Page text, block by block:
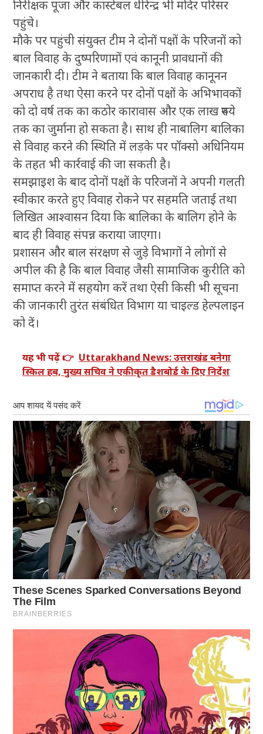
निरीक्षक पूजा और कांस्टेबल धीरेन्द्र भी मंदिर परिसर
पहुंचे।
मौके पर पहुंची संयुक्त टीम ने दोनों पक्षों के परिजनों को
बाल विवाह के दुष्परिणामों एवं कानूनी प्रावधानों की
जानकारी दी। टीम ने बताया कि बाल विवाह कानूनन
अपराध है तथा ऐसा करने पर दोनों पक्षों के अभिभावकों
को दो वर्ष तक का कठोर कारावास और एक लाख रुपये
तक का जुर्माना हो सकता है। साथ ही नाबालिग बालिका
से विवाह करने की स्थिति में लड़के पर पॉक्सो अधिनियम
के तहत भी कार्रवाई की जा सकती है।
समझाइश के बाद दोनों पक्षों के परिजनों ने अपनी गलती
स्वीकार करते हुए विवाह रोकने पर सहमति जताई तथा
लिखित आश्वासन दिया कि बालिका के बालिग होने के
बाद ही विवाह संपन्न कराया जाएगा।
प्रशासन और बाल संरक्षण से जुड़े विभागों ने लोगों से
अपील की है कि बाल विवाह जैसी सामाजिक कुरीति को
समाप्त करने में सहयोग करें तथा ऐसी किसी भी सूचना
की जानकारी तुरंत संबंधित विभाग या चाइल्ड हेल्पलाइन
को दें।
यह भी पढ़ें 👉 Uttarakhand News: उत्तराखंड बनेगा
स्किल हब, मुख्य सचिव ने एकीकृत डैशबोर्ड के दिए निर्देश